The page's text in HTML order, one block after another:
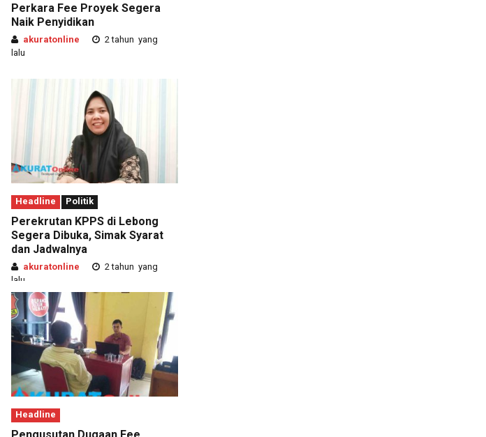
Perkara Fee Proyek Segera
Naik Penyidikan
akuratonline
2 tahun yang
lalu
Headline Politik
Perekrutan KPPS di Lebong
Segera Dibuka, Simak Syarat
dan Jadwalnya
akuratonline
2 tahun yang
lalu
Headline
Pengusutan Dugaan Fee